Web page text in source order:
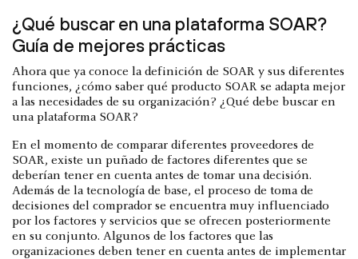
¿Qué buscar en una plataforma SOAR?
Guía de mejores prácticas
Ahora que ya conoce la definición de SOAR y sus diferentes
funciones, ¿cómo saber qué producto SOAR se adapta mejor
a las necesidades de su organización? ¿Qué debe buscar en
una plataforma SOAR?
En el momento de comparar diferentes proveedores de
SOAR, existe un puñado de factores diferentes que se
deberían tener en cuenta antes de tomar una decisión.
Además de la tecnología de base, el proceso de toma de
decisiones del comprador se encuentra muy influenciado
por los factores y servicios que se ofrecen posteriormente
en su conjunto. Algunos de los factores que las
organizaciones deben tener en cuenta antes de implementar